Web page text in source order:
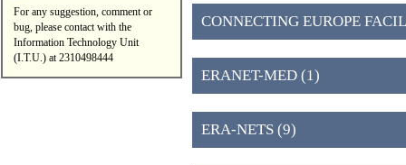
For any suggestion, comment or
bug, please contact with the
Information Technology Unit
(I.T.U.) at 2310498444
CONNECTING EUROPE
ERANET-MED (1)
ERA-NETS (9)